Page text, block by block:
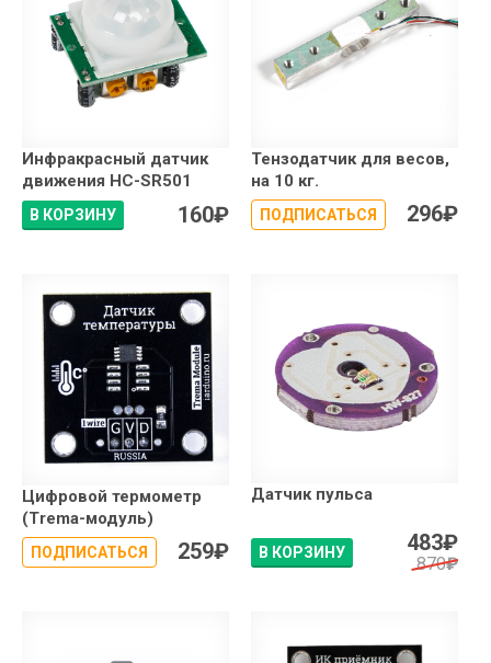
Инфракрасный датчик
движения HC-SR501
В КОРЗИНУ 160₽
Тензодатчик для весов,
на 10 кг.
ПОДПИСАТЬСЯ 296₽
Цифровой термометр
(Trema-модуль)
ПОДПИСАТЬСЯ 259₽
Датчик пульса
В КОРЗИНУ 483₽
870₽